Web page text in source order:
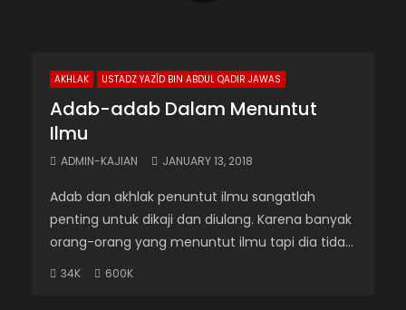
AKHLAK USTADZ YAZÎD BIN ABDUL QADIR JAWAS
Adab-adab Dalam Menuntut
Ilmu
ADMIN-KAJIAN JANUARY 13, 2018
Adab dan akhlak penuntut ilmu sangatlah
penting untuk dikaji dan diulang. Karena banyak
orang-orang yang menuntut ilmu tapi dia tida...
34K 600K